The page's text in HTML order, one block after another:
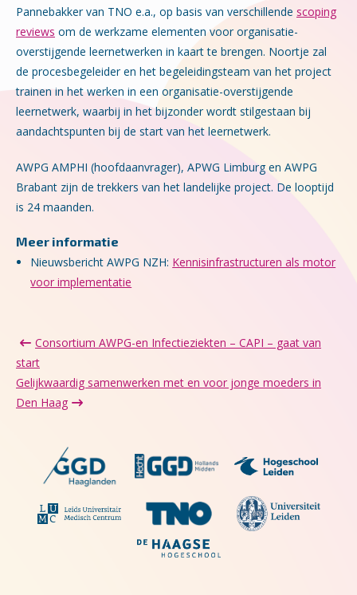
Pannebakker van TNO e.a., op basis van verschillende scoping
reviews om de werkzame elementen voor organisatie-
overstijgende leernetwerken in kaart te brengen. Noortje zal
de procesbegeleider en het begeleidingsteam van het project
trainen in het werken in een organisatie-overstijgende
leernetwerk, waarbij in het bijzonder wordt stilgestaan bij
aandachtspunten bij de start van het leernetwerk.
AWPG AMPHI (hoofdaanvrager), APWG Limburg en AWPG
Brabant zijn de trekkers van het landelijke project. De looptijd
is 24 maanden.
Meer informatie
Nieuwsbericht AWPG NZH: Kennisinfrastructuren als motor
voor implementatie
Consortium AWPG-en Infectieziekten – CAPI – gaat van
start
Gelijkwaardig samenwerken met en voor jonge moeders in
Den Haag